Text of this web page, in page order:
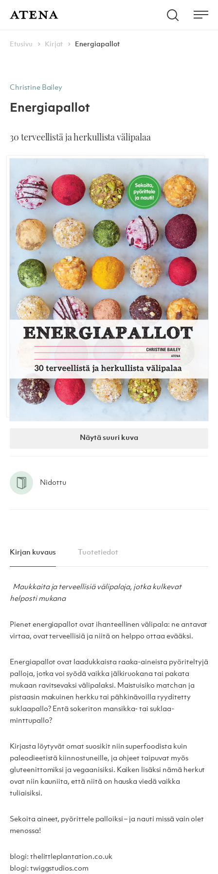
Atena Kustannus Hae
Navigoi
Etusivu
Kirjat Energiapallot
Christine Bailey
Energiapallot
30 terveellistä ja herkullista välipalaa
Näytä suuri kuva
Nidottu
Kirjan kuvaus Tuotetiedot
Maukkaita ja terveellisiä välipaloja, jotka kulkevat
helposti mukana
Pienet energiapallot ovat ihanteellinen välipala: ne antavat
virtaa, ovat terveellisiä ja niitä on helppo ottaa evääksi.
Energiapallot ovat laadukkaista raaka-aineista pyöriteltyjä
palloja, jotka voi syödä vaikka jälkiruokana tai pakata
mukaan ravitsevaksi välipalaksi. Maistuisiko matchan ja
pistaasin makuinen herkku tai pähkinävoilla ryyditetty
suklaapallo? Entä sokeriton mansikka- tai suklaa-
minttupallo?
Kirjasta löytyvät omat suosikit niin superfoodista kuin
paleodieetistä kiinnostuneille, ja ohjeet taipuvat myös
gluteenittomiksi ja vegaanisiksi. Kaiken lisäksi nämä herkut
ovat niin kauniita, että niitä on hauska viedä vaikka
tuliaisiksi.
Sekoita aineet, pyörittele palloiksi – ja nauti missä vain olet
menossa!
blogi: thelittleplantation.co.uk
blogi: twiggstudios.com